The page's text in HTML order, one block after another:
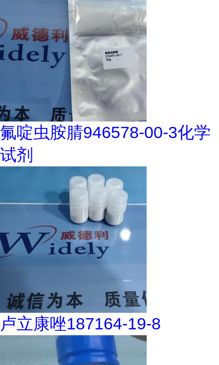
氟啶虫胺腈946578-00-3化学
试剂
卢立康唑187164-19-8